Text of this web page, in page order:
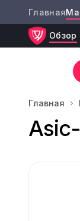
Главная
Обзор
Главная